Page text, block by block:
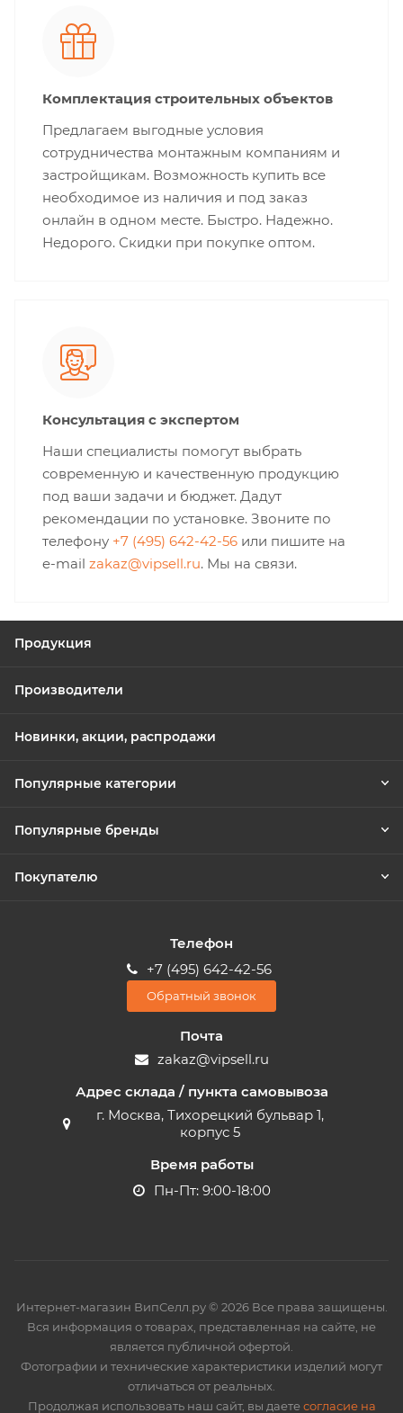
Комплектация строительных объектов
Предлагаем выгодные условия
сотрудничества монтажным компаниям и
застройщикам. Возможность купить все
необходимое из наличия и под заказ
онлайн в одном месте. Быстро. Надежно.
Недорого. Скидки при покупке оптом.
Консультация с экспертом
Наши специалисты помогут выбрать
современную и качественную продукцию
под ваши задачи и бюджет. Дадут
рекомендации по установке. Звоните по
телефону +7 (495) 642-42-56 или пишите на
e-mail zakaz@vipsell.ru. Мы на связи.
Продукция
Производители
Новинки, акции, распродажи
Популярные категории
Популярные бренды
Покупателю
Телефон
+7 (495) 642-42-56
Обратный звонок
Почта
zakaz@vipsell.ru
Адрес склада / пункта самовывоза
г. Москва, Тихорецкий бульвар 1,
корпус 5
Время работы
Пн-Пт: 9:00-18:00
Интернет-магазин ВипСелл.ру © 2026 Все права защищены.
Вся информация о товарах, представленная на сайте, не
является публичной офертой.
Фотографии и технические характеристики изделий могут
отличаться от реальных.
Продолжая использовать наш сайт, вы даетесогласие на